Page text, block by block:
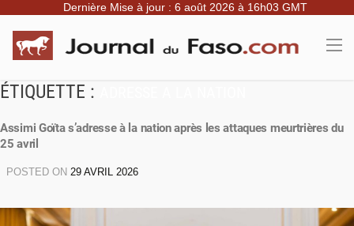
Dernière Mise à jour : 6 août 2026 à 16h03 GMT
ÉTIQUETTE :
Assimi Goïta s’adresse à la nation après les attaques meurtrières du
25 avril
POSTED ON 29 AVRIL 2026